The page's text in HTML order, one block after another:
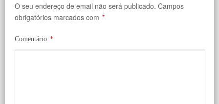
O seu endereço de email não será publicado. Campos
obrigatórios marcados com *
Comentário *